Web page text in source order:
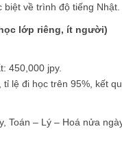
về trình độ tiếng Nhật.
lớp riêng, ít người)
450,000 jpy.
lệ đi học trên 95%, kết
Toán – Lý – Hoá nửa